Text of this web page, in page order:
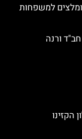
למשפחות